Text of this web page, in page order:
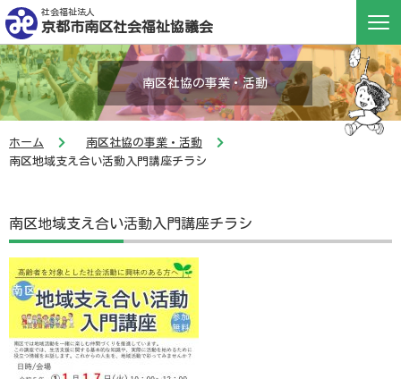
社会福祉法人
京都市南区社会福祉協議会
南区社協の事業・活動
ホーム
南区社協の事業・活動
南区地域支え合い活動入門講座チラシ
南区地域支え合い活動入門講座チラシ